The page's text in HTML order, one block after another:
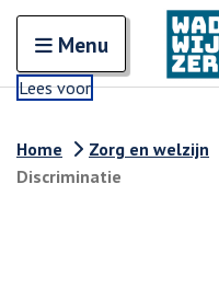
Open en sluit het
Menu
Lees voor
Home Zorg en welzijn
Discriminatie